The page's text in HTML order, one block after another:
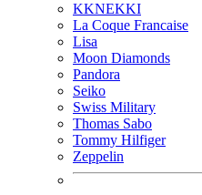
KKNEKKI
La Coque Francaise
Lisa
Moon Diamonds
Pandora
Seiko
Swiss Military
Thomas Sabo
Tommy Hilfiger
Zeppelin